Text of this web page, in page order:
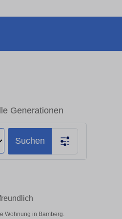
Generationen
Suchen
Wohnung in Bamberg.